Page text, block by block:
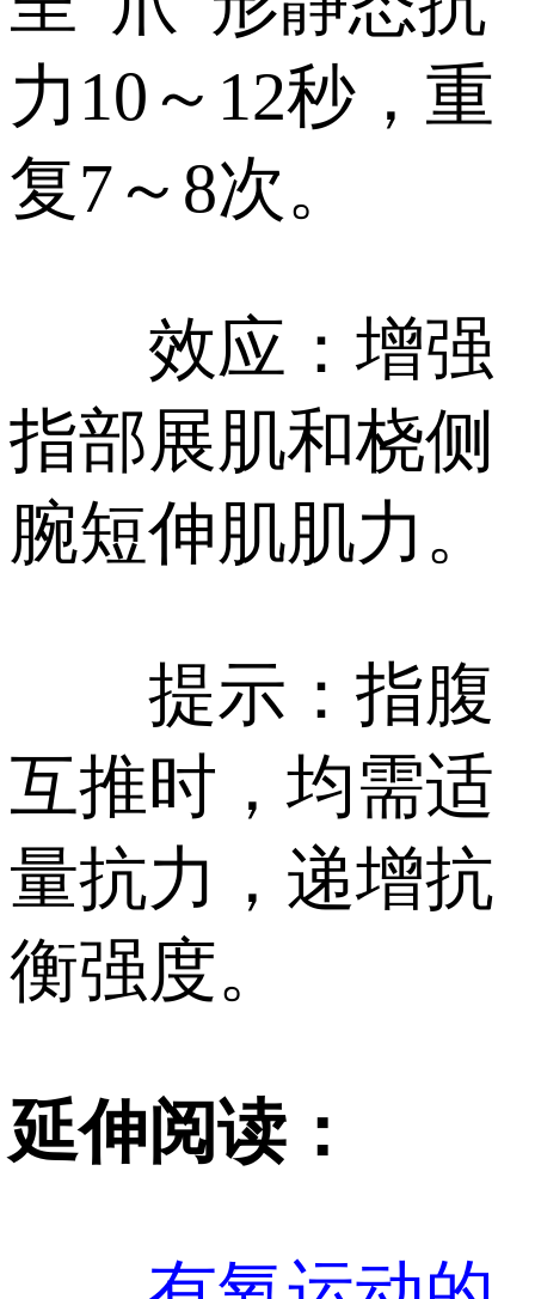
力10～12秒，重
复7～8次。
效应：增强
指部展肌和桡侧
腕短伸肌肌力。
提示：指腹
互推时，均需适
量抗力，递增抗
衡强度。
延伸阅读：